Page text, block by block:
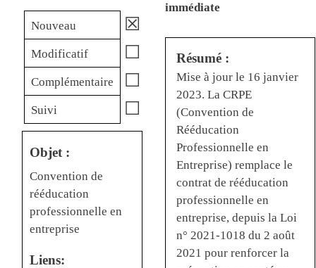
Nouveau ☒
Modificatif ☐
Complémentaire ☐
Suivi ☐
Objet :
Convention de
rééducation
professionnelle en
entreprise
Liens:
immédiate
Résumé :
Mise à jour le 16 janvier
2023. La CRPE
(Convention de
Rééducation
Professionnelle en
Entreprise) remplace le
contrat de rééducation
professionnelle en
entreprise, depuis la Loi
n° 2021-1018 du 2 août
2021 pour renforcer la